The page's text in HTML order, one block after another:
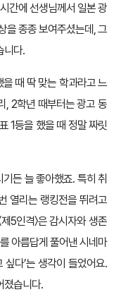
간에 선생님께서 일본 광
을 종종 보여주셨는데, 그
니다.
때 딱 맞는 학과라고 느
, 2학년 때부터는 광고 동
1등을 했을 때 정말 짜릿
든 늘 좋아했죠. 특히 취
열리는 랭킹전을 뛰려고
5인격〉은 감시자와 생존
아름답게 풀어낸 시네마
싶다’는 생각이 들었어요.
졌습니다.